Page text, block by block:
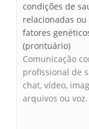
condições de
relacionadas ou
fatores
(prontuário)
Comunicação
profissional de
chat, vídeo,
arquivos ou voz.